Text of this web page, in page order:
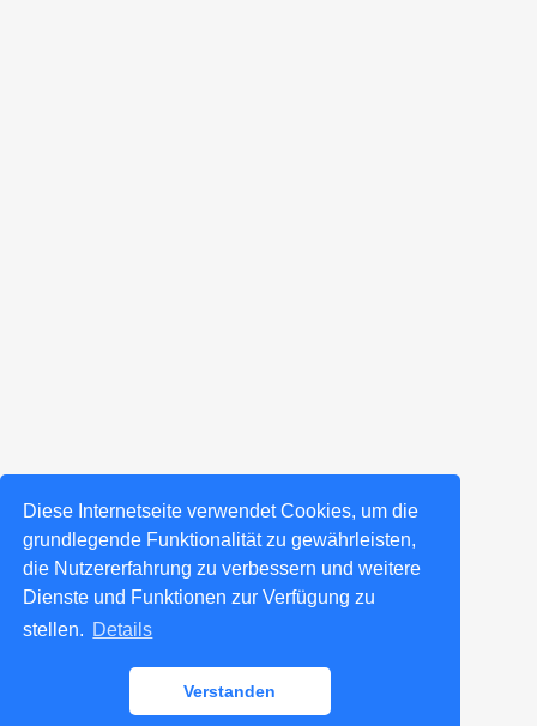
Diese Internetseite verwendet Cookies, um die
grundlegende Funktionalität zu gewährleisten,
die Nutzererfahrung zu verbessern und weitere
Dienste und Funktionen zur Verfügung zu
stellen. Details
Verstanden